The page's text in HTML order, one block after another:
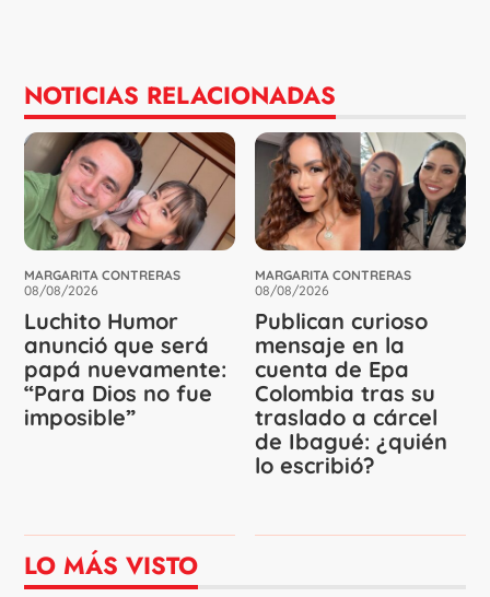
NOTICIAS RELACIONADAS
MARGARITA CONTRERAS
08/08/2026
Luchito Humor
anunció que será
papá nuevamente:
“Para Dios no fue
imposible”
MARGARITA CONTRERAS
08/08/2026
Publican curioso
mensaje en la
cuenta de Epa
Colombia tras su
traslado a cárcel
de Ibagué: ¿quién
lo escribió?
LO MÁS VISTO